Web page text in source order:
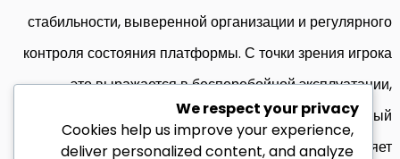
стабильности, выверенной организации и регулярного
контроля состояния платформы. С точки зрения игрока
это выражается в бесперебойной эксплуатации,
сохранности данных и понятном отклике UI. Системный
подход ап икс к контролю инфраструктурой позволяет
We respect your privacy
Cookies help us improve your experience,
deliver personalized content, and analyze